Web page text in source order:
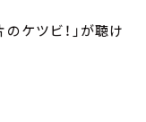
ケツビ！」が聴け